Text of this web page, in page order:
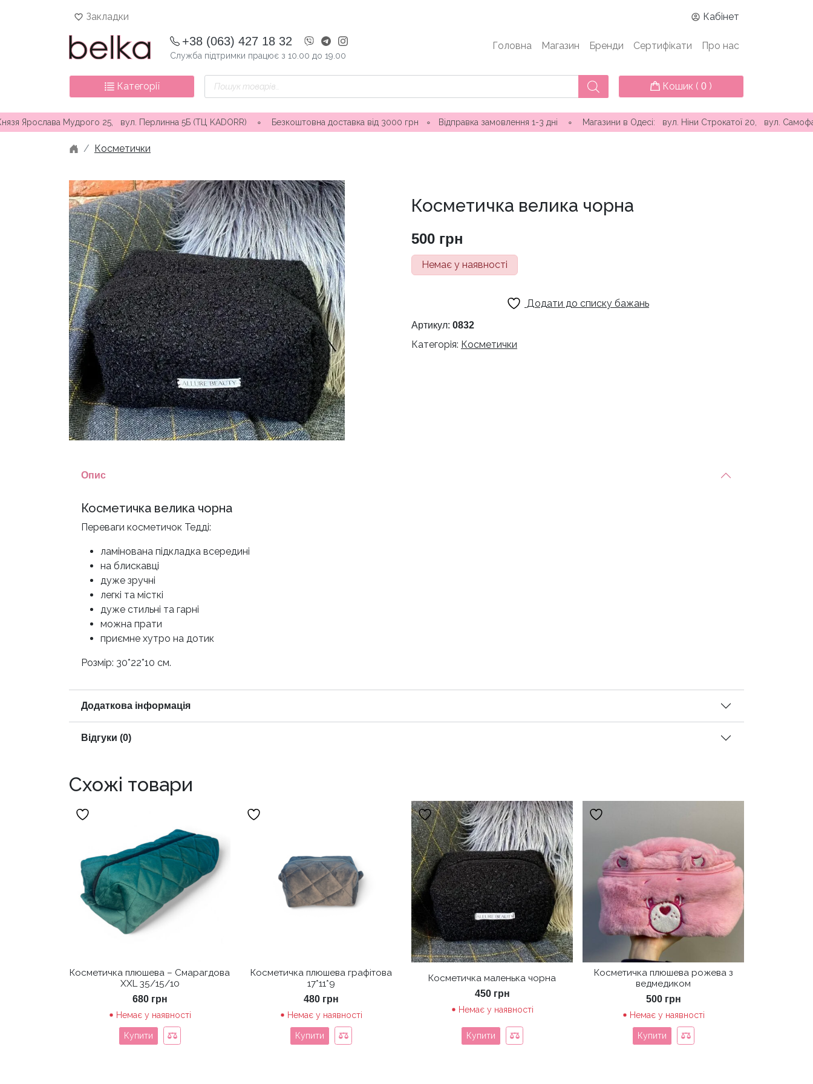
Закладки Кабінет
+38 (063) 427 18 32
Служба підтримки працює з 10.00 до 19.00
Головна Магазин Бренди Сертифікати Про нас
Категорії
Пошук
товарів
Кошик ( 0 )
Мудрого 25, вул. Перлинна 5Б (ТЦ KADORR) ∘ Безкоштовна доставка від 3000 грн∘Відправка замовлення 1-3 дні ∘ Магазини в Одесі: вул. Ніни Строкатої 20, вул. Самофалова (
Косметички
Косметичка велика чорна
500 грн
Немає у наявності
Додати до списку бажань
Артикул: 0832
Категорія: Косметички
Опис
Косметичка велика чорна
Переваги косметичок Тедді:
ламінована підкладка всередині
на блискавці
дуже зручні
легкі та місткі
дуже стильні та гарні
можна прати
приємне хутро на дотик
Розмір: 30*22*10 см.
Додаткова інформація
Відгуки (0)
Схожі товари
Косметичка плюшева – Смарагдова
XXL 35/15/10
680 грн
Немає у наявності
Купити
Косметичка плюшева графітова
17*11*9
480 грн
Немає у наявності
Купити
Косметичка маленька чорна
450 грн
Немає у наявності
Купити
Косметичка плюшева рожева з
ведмедиком
500 грн
Немає у наявності
Купити